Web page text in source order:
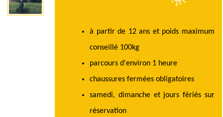
à partir de 12 ans et poids maximum
conseillé 100kg
parcours d'environ 1 heure
chaussures fermées obligatoires
samedi, dimanche et jours fériés sur
réservation